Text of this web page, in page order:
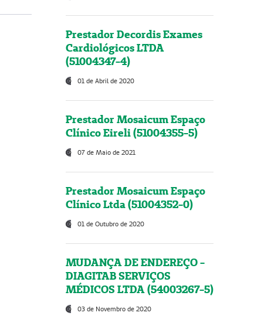
Prestador Decordis Exames
Cardiológicos LTDA
(51004347-4)
01 de Abril de 2020
Prestador Mosaicum Espaço
Clínico Eireli (51004355-5)
07 de Maio de 2021
Prestador Mosaicum Espaço
Clínico Ltda (51004352-0)
01 de Outubro de 2020
MUDANÇA DE ENDEREÇO -
DIAGITAB SERVIÇOS
MÉDICOS LTDA (54003267-5)
03 de Novembro de 2020